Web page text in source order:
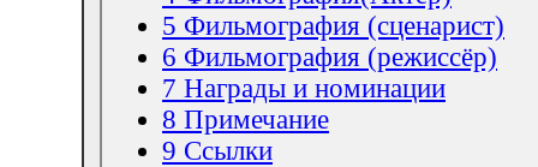
5 Фильмография (сценарист)
6 Фильмография (режиссёр)
7 Награды и номинации
8 Примечание
9 Ссылки